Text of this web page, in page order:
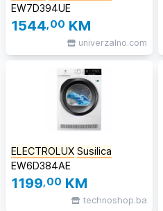
EW7D394UE
1544,00 KM
univerzalno.com
ELECTROLUX Susilica
EW6D384AE
1199,00 KM
technoshop.ba